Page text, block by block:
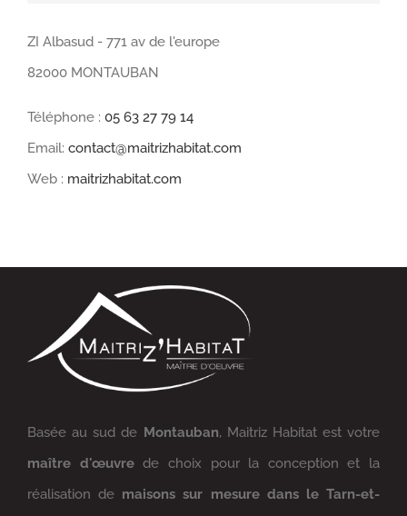
ZI Albasud - 771 av de l'europe
82000 MONTAUBAN
Téléphone : 05 63 27 79 14
Email: contact@maitrizhabitat.com
Web : maitrizhabitat.com
Basée au sud de Montauban, Maitriz Habitat est votre
maître d'œuvrede choix pour la conception et la
réalisation de maisons sur mesure dans le Tarn-et-